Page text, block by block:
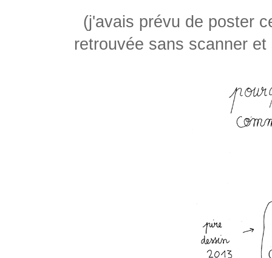
(j'avais prévu de poster
retrouvée sans scanner